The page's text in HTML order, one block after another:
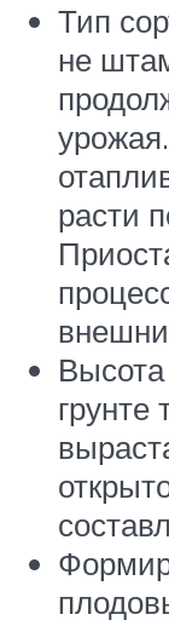
Тип
не
расти
грунте